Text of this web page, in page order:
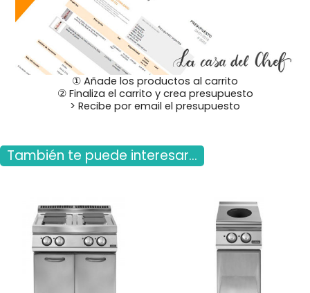
① Añade los productos al carrito
② Finaliza el carrito y crea presupuesto
> Recibe por email el presupuesto
También te puede interesar...